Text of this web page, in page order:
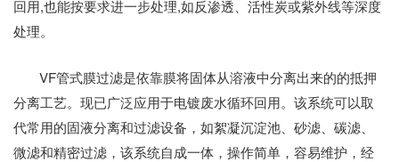
回用,也能按要求进一步处理,如反渗透、活性炭或紫外线等深度
处理。
VF管式膜过滤是依靠膜将固体从溶液中分离出来的的抵押
分离工艺。现已广泛应用于电镀废水循环回用。该系统可以取
代常用的固液分离和过滤设备，如絮凝沉淀池、砂滤、碳滤、
微滤和精密过滤，该系统自成一体，操作简单，容易维护，经